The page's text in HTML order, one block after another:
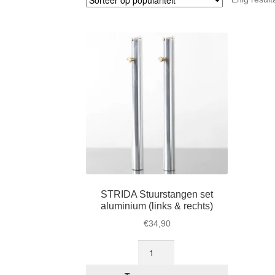
STRIDA Stuurstangen set
aluminium (links & rechts)
€34,90